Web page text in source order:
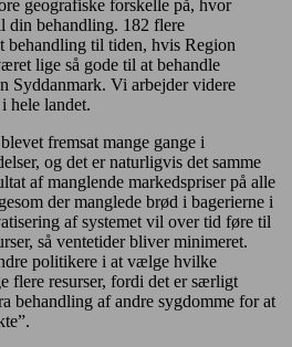
geografiske forskelle på, hvor
din behandling. 182 flere
behandling til tiden, hvis Region
lige så gode til at behandle
Syddanmark. Vi arbejder videre
hele landet.
fremsat mange gange i
og det er naturligvis det samme
af manglende markedspriser på alle
der manglede brød i bagerierne i
af systemet vil over tid føre til
så ventetider bliver minimeret.
politikere i at vælge hvilke
flere resurser, fordi det er særligt
behandling af andre sygdomme for at